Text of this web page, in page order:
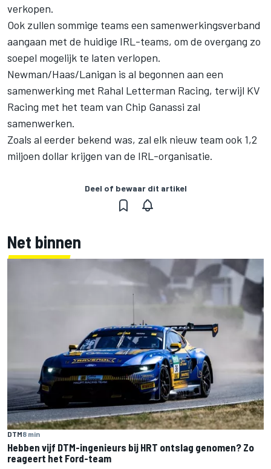
verkopen.
Ook zullen sommige teams een samenwerkingsverband
aangaan met de huidige IRL-teams, om de overgang zo
soepel mogelijk te laten verlopen.
Newman/Haas/Lanigan is al begonnen aan een
samenwerking met Rahal Letterman Racing, terwijl KV
Racing met het team van Chip Ganassi zal
samenwerken.
Zoals al eerder bekend was, zal elk nieuw team ook 1,2
miljoen dollar krijgen van de IRL-organisatie.
Deel of bewaar dit artikel
Net binnen
DTM8 min
Hebben vijf DTM-ingenieurs bij HRT ontslag genomen? Zo
reageert het Ford-team